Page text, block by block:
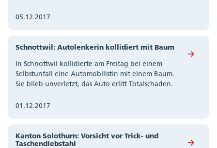
05.12.2017
Schnottwil: Autolenkerin kollidiert mit Baum
In Schnottwil kollidierte am Freitag bei einem
Selbstunfall eine Automobilistin mit einem Baum.
Sie blieb unverletzt, das Auto erlitt Totalschaden.
01.12.2017
Kanton Solothurn: Vorsicht vor Trick- und
Taschendiebstahl